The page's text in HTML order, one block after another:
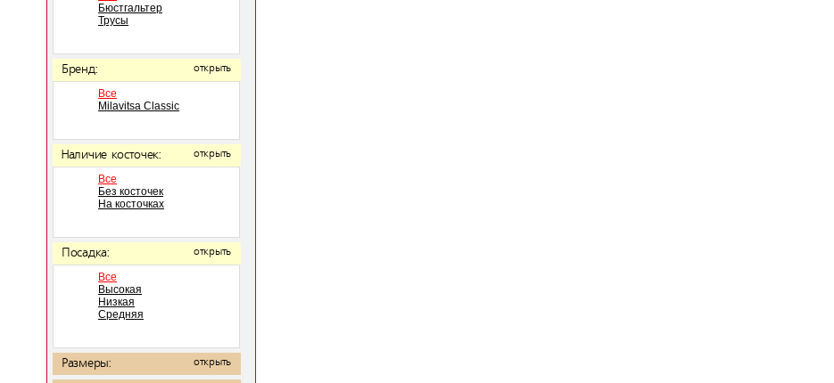
Бюстгальтер
Трусы
Бренд: открыть
Все
Milavitsa Classic
Наличие косточек: открыть
Все
Без косточек
На косточках
Посадка: открыть
Все
Высокая
Низкая
Средняя
Размеры: открыть